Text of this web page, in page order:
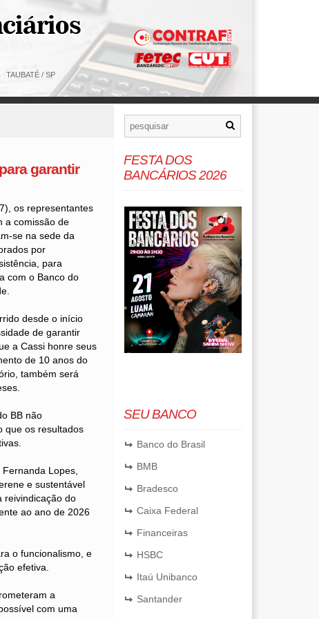
TAUBATÉ / SP
garantir
os representantes
a comissão de
se na sede da
por
para
com o Banco do
desde o início
de garantir
a Cassi honre seus
de 10 anos do
também será
BB não
que os resultados
Lopes,
e sustentável
reivindicação do
ao ano de 2026
o funcionalismo, e
efetiva.
a
com uma
FESTA DOS
BANCÁRIOS 2026
SEU BANCO
Banco do Brasil
BMB
Bradesco
Caixa Federal
Financeiras
HSBC
Itaú Unibanco
Santander